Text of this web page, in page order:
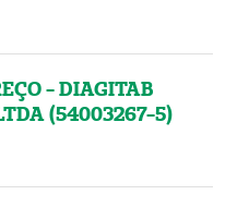
- DIAGITAB
(54003267-5)